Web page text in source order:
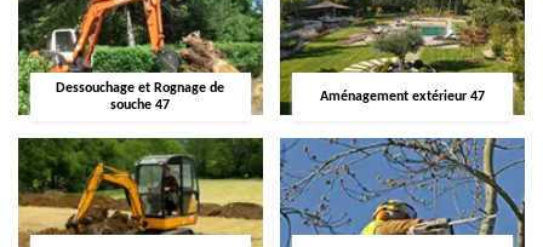
Dessouchage et Rognage de
souche 47
Aménagement extérieur 47